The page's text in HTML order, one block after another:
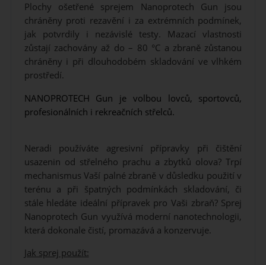
Plochy ošetřené sprejem Nanoprotech Gun jsou
chráněny proti rezavění i za extrémních podmínek,
jak potvrdily i nezávislé testy. Mazací vlastnosti
zůstají zachovány až do – 80 °C a zbraně zůstanou
chráněny i při dlouhodobém skladování ve vlhkém
prostředí.
NANOPROTECH Gun je volbou lovců, sportovců,
profesionálních i rekreačních střelců.
Neradi používáte agresivní přípravky při čištění
usazenin od střelného prachu a zbytků olova? Trpí
mechanismus Vaší palné zbraně v důsledku použití v
terénu a při špatných podmínkách skladování, či
stále hledáte ideální přípravek pro Vaši zbraň? Sprej
Nanoprotech Gun využívá moderní nanotechnologii,
která dokonale čistí, promazává a konzervuje.
Jak sprej použít: